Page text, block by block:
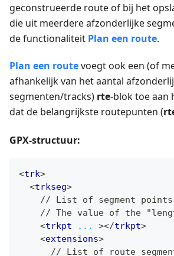
geconstrueerde route of bij het
die uit meerdere afzonderlijke
de functionaliteit Plan een route.
Plan een routevoegt ook een (of
afhankelijk van het aantal
segmenten/tracks) rte-blok toe aan
dat de belangrijkste routepunten (
GPX-structuur:
<trk>
<trkseg>
// List of segment
// The value of the
<trkpt ... ></trkpt>
<extensions>
// List of route